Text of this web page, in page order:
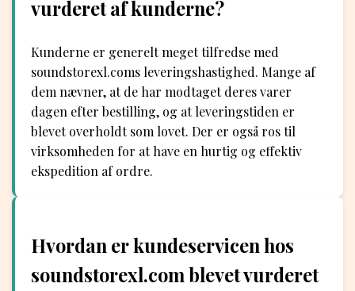
vurderet af kunderne?
Kunderne er generelt meget tilfredse med
soundstorexl.coms leveringshastighed. Mange af
dem nævner, at de har modtaget deres varer
dagen efter bestilling, og at leveringstiden er
blevet overholdt som lovet. Der er også ros til
virksomheden for at have en hurtig og effektiv
ekspedition af ordre.
Hvordan er kundeservicen hos
soundstorexl.com blevet vurderet